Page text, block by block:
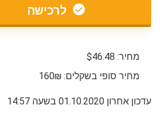
לרכישה
מחיר: $46.48
מחיר סופי בשקלים: 160₪
עדכון אחרון 01.10.2020 בשעה 14:57